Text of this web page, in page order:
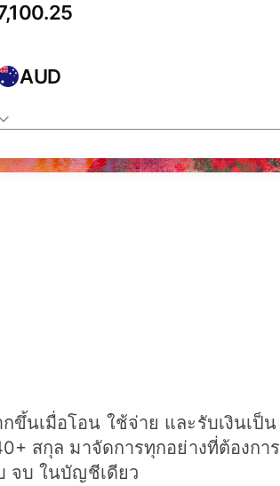
AUD
ขึ้นเมื่อโอน ใช้จ่าย และรับเงินเป็น
สกุล มาจัดการทุกอย่างที่ต้องการ
จบ ในบัญชีเดียว